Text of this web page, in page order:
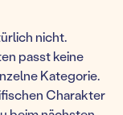
nicht.
passt keine
Kategorie.
Charakter